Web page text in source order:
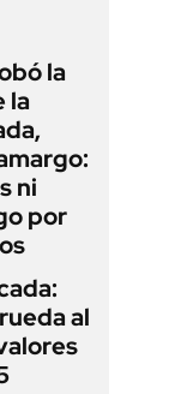
la
la
ni
por
al